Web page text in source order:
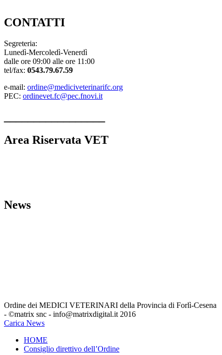
CONTATTI
Segreteria:
Lunedì-Mercoledì-Venerdì
dalle ore 09:00 alle ore 11:00
tel/fax: 0543.79.67.59
e-mail: ordine@mediciveterinarifc.org
PEC: ordinevet.fc@pec.fnovi.it
Area Riservata VET
News
Ordine dei MEDICI VETERINARI della Provincia di Forlì-Cesena
- ©matrix snc - info@matrixdigital.it 2016
Carica News
HOME
Consiglio direttivo dell’Ordine